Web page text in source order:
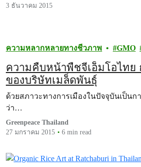
3 ธันวาคม 2015
ความหลากหลายทางชีวภาพ GMO
ความคืบหน้าพืชจีเอ็มโอไทย
ของบริษัทเมล็ดพันธุ์
ด้วยสภาวะทางการเมืองในปัจจุบันเป็นก
ว่า…
Greenpeace Thailand
27 มกราคม 2015
6 min read